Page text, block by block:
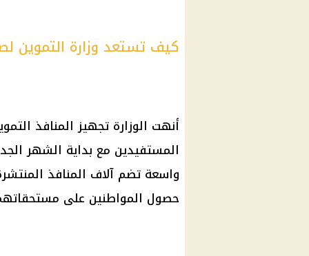
كيف تستعد وزارة التموين
أنهت الوزارة تجهيز المنافذ
المستفيدين مع بداية الشهر
واسعة تضم آلاف المنافذ
حصول المواطنين على